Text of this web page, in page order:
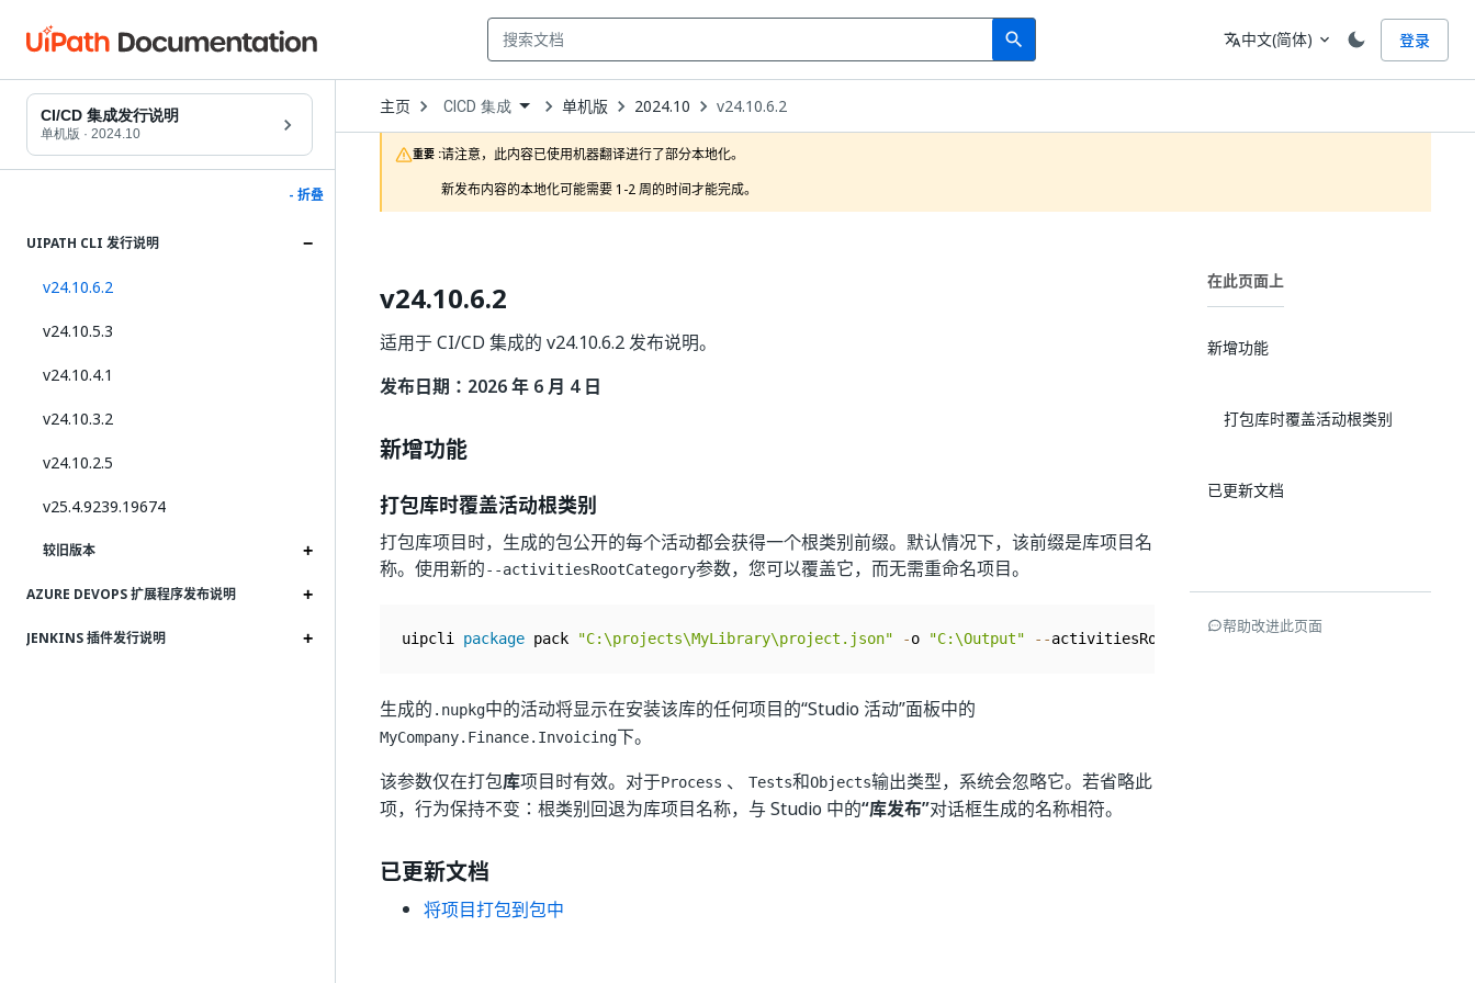
search
Search 语言
translate中文(简体) expand_more 登录
CI/CD 集成发行说明
单机版 · 2024.10
- 折叠
UIPATH CLI 发行说明
v24.10.6.2
v24.10.5.3
v24.10.4.1
v24.10.3.2
v24.10.2.5
v25.4.9239.19674
较旧版本
AZURE DEVOPS 扩展程序发布说明
JENKINS 插件发行说明
主页 Open
Dropdown
to
choose
product
CICD 集成 单机版 2024.10 v24.10.6.2
重要 :请注意，此内容已使用机器翻译进行了部分本地化。
新发布内容的本地化可能需要 1-2 周的时间才能完成。
v24.10.6.2
适用于 CI/CD 集成的 v24.10.6.2 发布说明。
发布日期：2026 年 6 月 4 日
新增功能
打包库时覆盖活动根类别
打包库项目时，生成的包公开的每个活动都会获得一个根类别前缀。默认情况下，该前缀是库项目名
称。使用新的--activitiesRootCategory参数，您可以覆盖它，而无需重命名项目。
uipcli package pack "C:\projects\MyLibrary\project.json" -o "C:\Output" --activitiesRootCategory
生成的 .nupkg中的活动将显示在安装该库的任何项目的“Studio 活动”面板中的
MyCompany.Finance.Invoicing下。
该参数仅在打包库项目时有效。对于Process 、 Tests和Objects输出类型，系统会忽略它。若省略此
项，行为保持不变：根类别回退为库项目名称，与 Studio 中的“库发布”对话框生成的名称相符。
已更新文档
将项目打包到包中
在此页面上
新增功能
打包库时覆盖活动根类别
已更新文档
帮助改进此页面